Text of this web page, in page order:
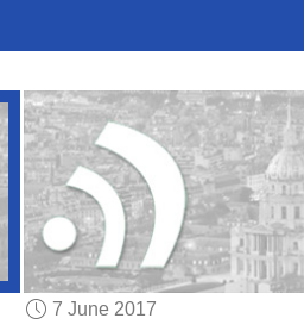
7 June 2017